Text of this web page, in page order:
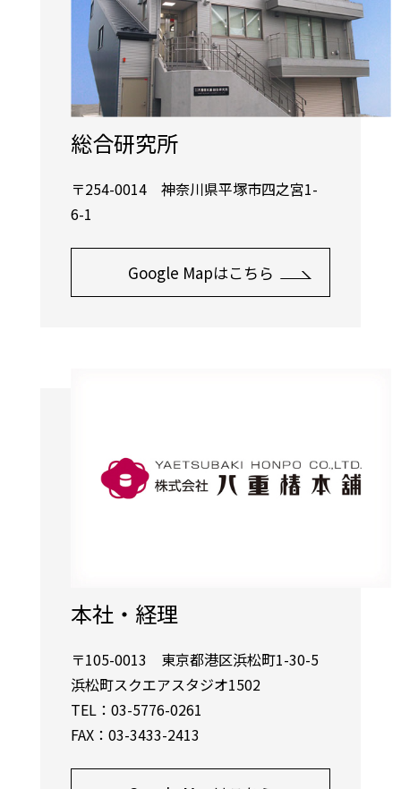
総合研究所
〒254-0014 神奈川県平塚市四之宮1-
6-1
Google Mapはこちら
本社・経理
〒105-0013 東京都港区浜松町1-30-5
浜松町スクエアスタジオ1502
TEL：03-5776-0261
FAX：03-3433-2413